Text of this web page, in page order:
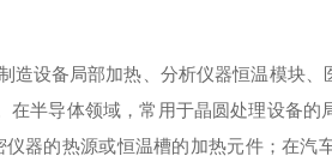
造设备局部加热、分析仪器恒温模块
在半导体领域，常用于晶圆处理设备
器的热源或恒温槽的加热元件；在